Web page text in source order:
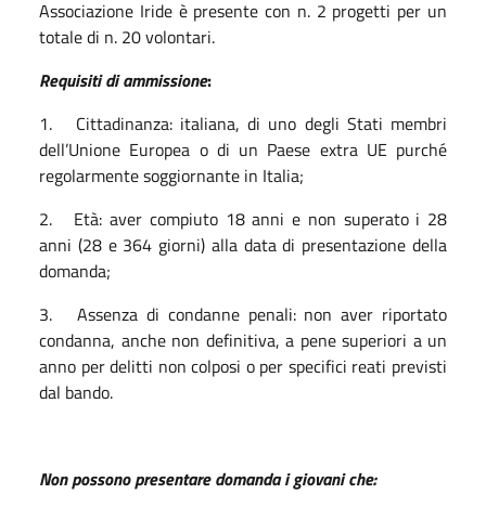
Associazione Iride è presente con n. 2 progetti per un
totale di n. 20 volontari.
Requisiti di ammissione:
1. Cittadinanza: italiana, di uno degli Stati membri
dell’Unione Europea o di un Paese extra UE purché
regolarmente soggiornante in Italia;
2. Età: aver compiuto 18 anni e non superato i 28
anni (28 e 364 giorni) alla data di presentazione della
domanda;
3. Assenza di condanne penali: non aver riportato
condanna, anche non definitiva, a pene superiori a un
anno per delitti non colposi o per specifici reati previsti
dal bando.
Non possono presentare domanda i giovani che: